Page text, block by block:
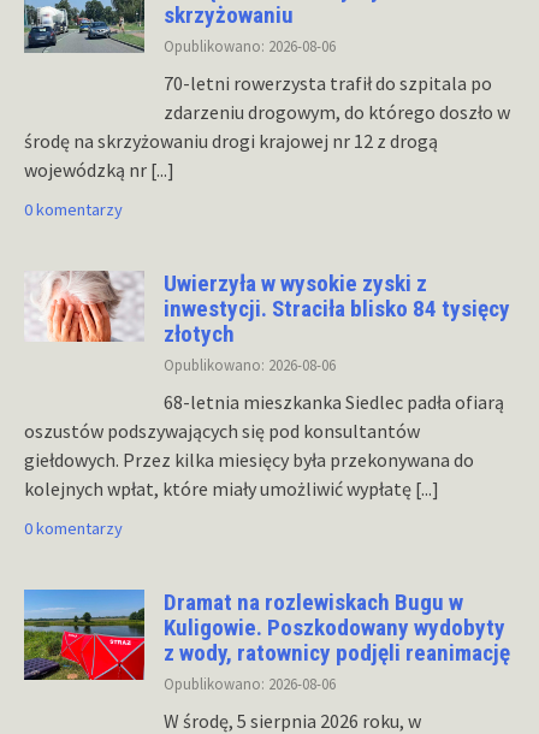
skrzyżowaniu
Opublikowano: 2026-08-06
70-letni rowerzysta trafił do szpitala po
zdarzeniu drogowym, do którego doszło w
środę na skrzyżowaniu drogi krajowej nr 12 z drogą
wojewódzką nr [...]
0 komentarzy
Uwierzyła w wysokie zyski z
inwestycji. Straciła blisko 84 tysięcy
złotych
Opublikowano: 2026-08-06
68-letnia mieszkanka Siedlec padła ofiarą
oszustów podszywających się pod konsultantów
giełdowych. Przez kilka miesięcy była przekonywana do
kolejnych wpłat, które miały umożliwić wypłatę [...]
0 komentarzy
Dramat na rozlewiskach Bugu w
Kuligowie. Poszkodowany wydobyty
z wody, ratownicy podjęli reanimację
Opublikowano: 2026-08-06
W środę, 5 sierpnia 2026 roku, w